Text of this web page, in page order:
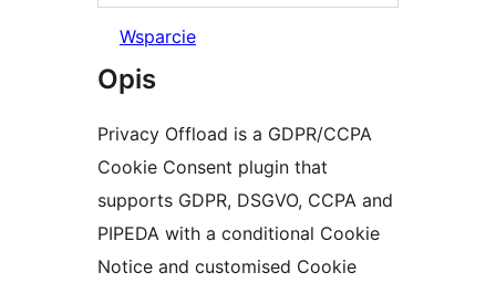
Wsparcie
Opis
Privacy Offload is a GDPR/CCPA
Cookie Consent plugin that
supports GDPR, DSGVO, CCPA and
PIPEDA with a conditional Cookie
Notice and customised Cookie